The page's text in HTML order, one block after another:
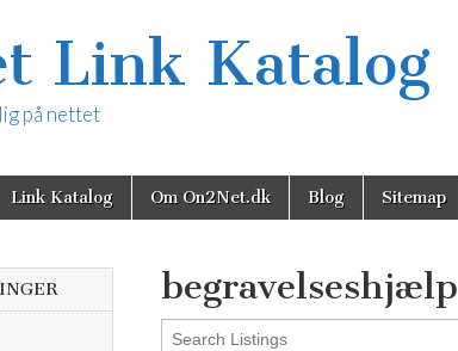
Link Katalog
på nettet
Link Katalog Om On2Net.dk Blog Sitemap
begravelseshjælp